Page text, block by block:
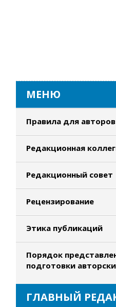
МЕНЮ
Правила для авторов
Редакционная
Редакционный совет
Рецензирование
Этика публикаций
Порядок
подготовки
ГЛАВНЫЙ